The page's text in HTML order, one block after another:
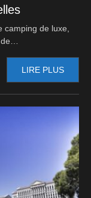
de luxe,
LIRE PLUS